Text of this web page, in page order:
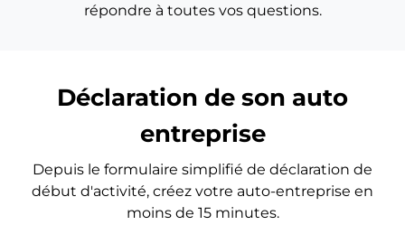
répondre à toutes vos questions.
Déclaration de son auto
entreprise
Depuis le formulaire simplifié de déclaration de
début d'activité, créez votre auto-entreprise en
moins de 15 minutes.